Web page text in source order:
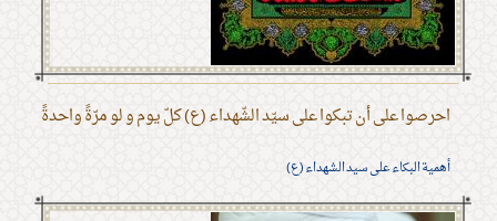
احرصوا على أن تبكوا على سيّد الشّهداء (ع) كلّ يوم و لو مرّةً واحدةً
أهمية البكاء على سيد الشهداء (ع)